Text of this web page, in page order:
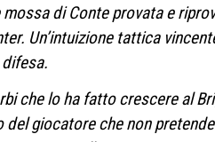
di Conte provata e
Un’intuizione tattica
che lo ha fatto crescere al
giocatore che non